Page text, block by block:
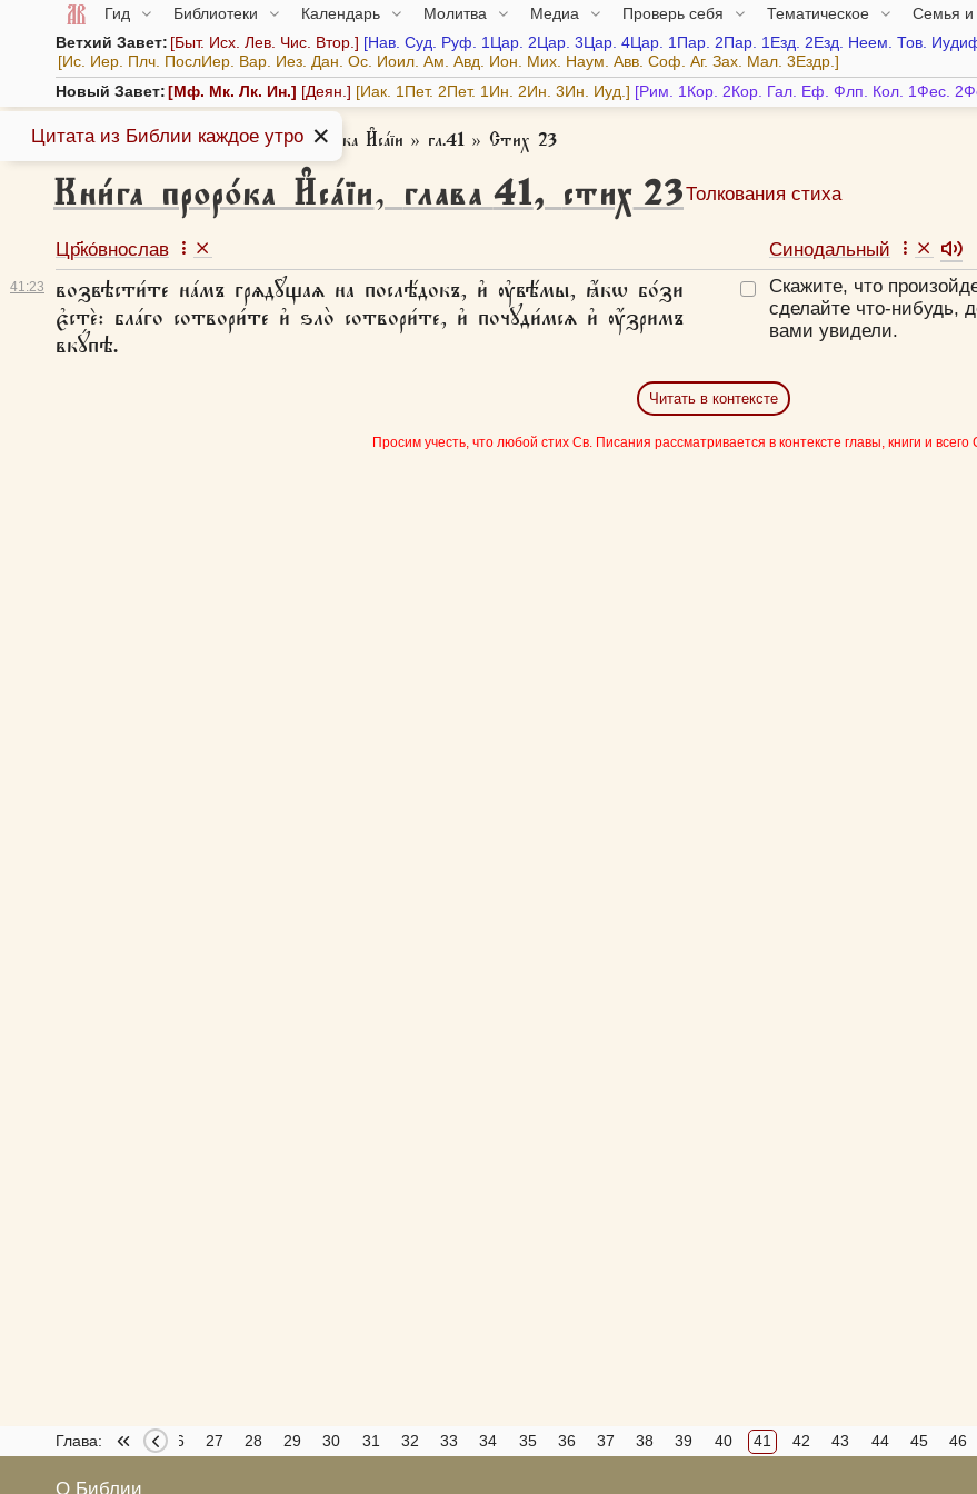
Гид Библиотеки Календарь Молитва Медиа Проверь себя Тематическое
Семья и
Ветхий Завет: Быт. Исх. Лев. Чис. Втор. Нав. Суд. Руф. 1Цар. 2Цар. 3Цар. 4Цар. 1Пар. 2Пар. 1Езд. 2Езд. Неем. Тов.
Ис. Иер. Плч. ПослИер. Вар. Иез. Дан. Ос. Иоил. Ам. Авд. Ион. Мих. Наум. Авв. Соф. Аг. Зах. Мал. 3Ездр.
Новый Завет: Мф. Мк. Лк. Ин. Деян. Иак. 1Пет. 2Пет. 1Ин. 2Ин. 3Ин. Иуд. Рим. 1Кор. 2Кор. Гал. Еф. Флп. Кол. 1Фес.
Азбука веры » Библия »Кни́га проро́ка И҆са́їи » гл.41 » Стих 23
Кни́га проро́ка И҆са́їи, глава 41,стих 23Толкования стиха
41:23
Цр҃ко́внослав
возвѣсти́те на́мъ грѧдꙋ̑щаѧ на послѣ́докъ, и҆ ᲂу҆вѣ́мы, ꙗ҆́кѡ бо́зи
є҆стѐ: бла́го сотвори́те и҆ ѕло̀ сотвори́те, и҆ почꙋди́мсѧ и҆ ᲂу҆́зримъ
вкꙋ́пѣ.
Синодальный
Скажите, что
сделайте что-нибудь,
вами увидели.
Читать в контексте
Просим учесть, что любой стих Св. Писания рассматривается в контексте главы, книги и всего
Глава:
23 24 25 26 27 28 29 30 31 32 33 34 35 36 37 38 39 40 41 42 43 44 45 46
О Библии
Цитата из Библии каждое утро ✕